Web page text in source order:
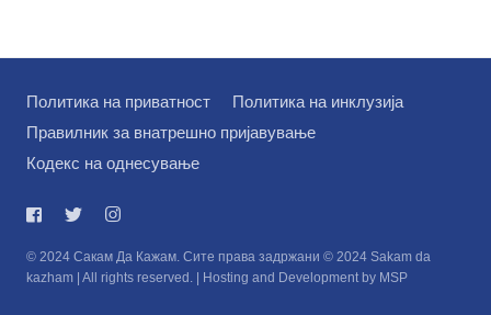
Политика на приватност
Политика на инклузија
Правилник за внатрешно пријавување
Кодекс на однесување
© 2024 Сакам Да Кажам. Сите права задржани © 2024 Sakam da
kazham | All rights reserved. | Hosting and Development by MSP